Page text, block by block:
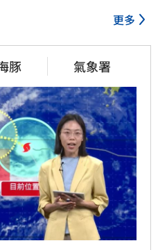
更多
豚 氣象署